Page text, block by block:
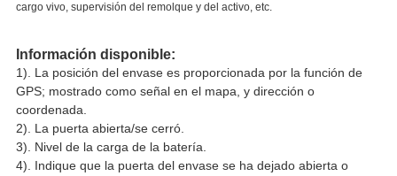
cargo vivo, supervisión del remolque y del activo, etc.
Información disponible:
1). La posición del envase es proporcionada por la función de
GPS; mostrado como señal en el mapa, y dirección o
coordenada.
2). La puerta abierta/se cerró.
3). Nivel de la carga de la batería.
4). Indique que la puerta del envase se ha dejado abierta o